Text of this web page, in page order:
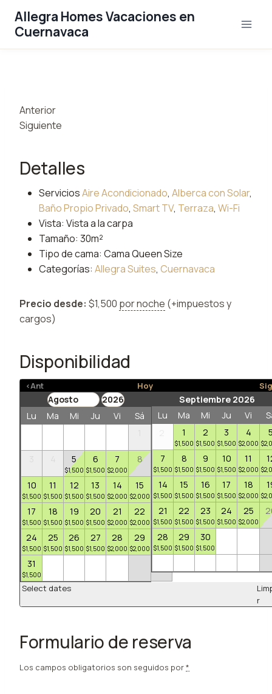
contenido
Allegra Homes Vacaciones en
Cuernavaca
Anterior
Siguiente
Detalles
ServiciosAire Acondicionado, Alberca con Solar,
Baño Propio Privado, Smart TV, Terraza, Wi-Fi
Vista: Vista a la carpa
Tamaño: 30m²
Tipo de cama: Cama Queen Size
Categorías: Allegra Suites, Cuernavaca
Precio desde: $1,500 por noche (+impuestos y
cargos)
Disponibilidad
<Ant Hoy
Lu Ma Mi Ju Vi Sá
Do
5
$1,500
6
$1,500
7
$2,000
8 9
$1,500
10
$1,500
11
$1,500
12
$1,500
13
$1,500
14
$2,000
15
$2,000
16
$1,500
17
$1,500
18
$1,500
19
$1,500
20
$1,500
21
$2,000
22
$2,000
23
$1,500
24
$1,500
25
$1,500
26
$1,500
27
$1,500
28
$2,000
29
$2,000
30
$1,500
31
$1,500
Septiembre 2026
Lu
Ma Mi Ju Vi
1
$1,500
2
$1,500
3
$1,500
4
$2,000 $
7
$1,500
8
$1,500
9
$1,500
10
$1,500
11
$2,000 $
14
$1,500
15
$1,500
16
$1,500
17
$1,500
18
$2,000 $
21
$1,500
22
$1,500
23
$1,500
24
$1,500
25
$2,000
28
$1,500
29
$1,500
30
$1,500
Select dates
r
Formulario de reserva
Los campos obligatorios son seguidos por*